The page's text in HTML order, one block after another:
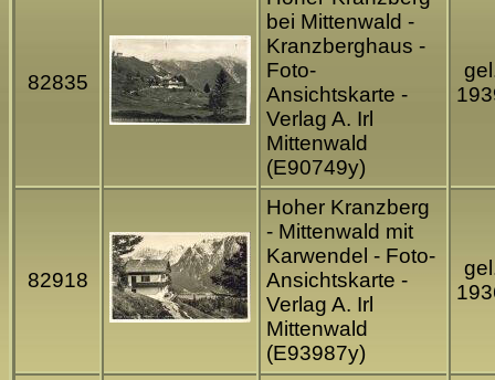
82835
bei Mittenwald -
Kranzberghaus -
Foto-
Ansichtskarte -
Verlag A. Irl
Mittenwald
(E90749y)
82918
Hoher Kranzberg
- Mittenwald mit
Karwendel - Foto-
Ansichtskarte -
Verlag A. Irl
Mittenwald
(E93987y)